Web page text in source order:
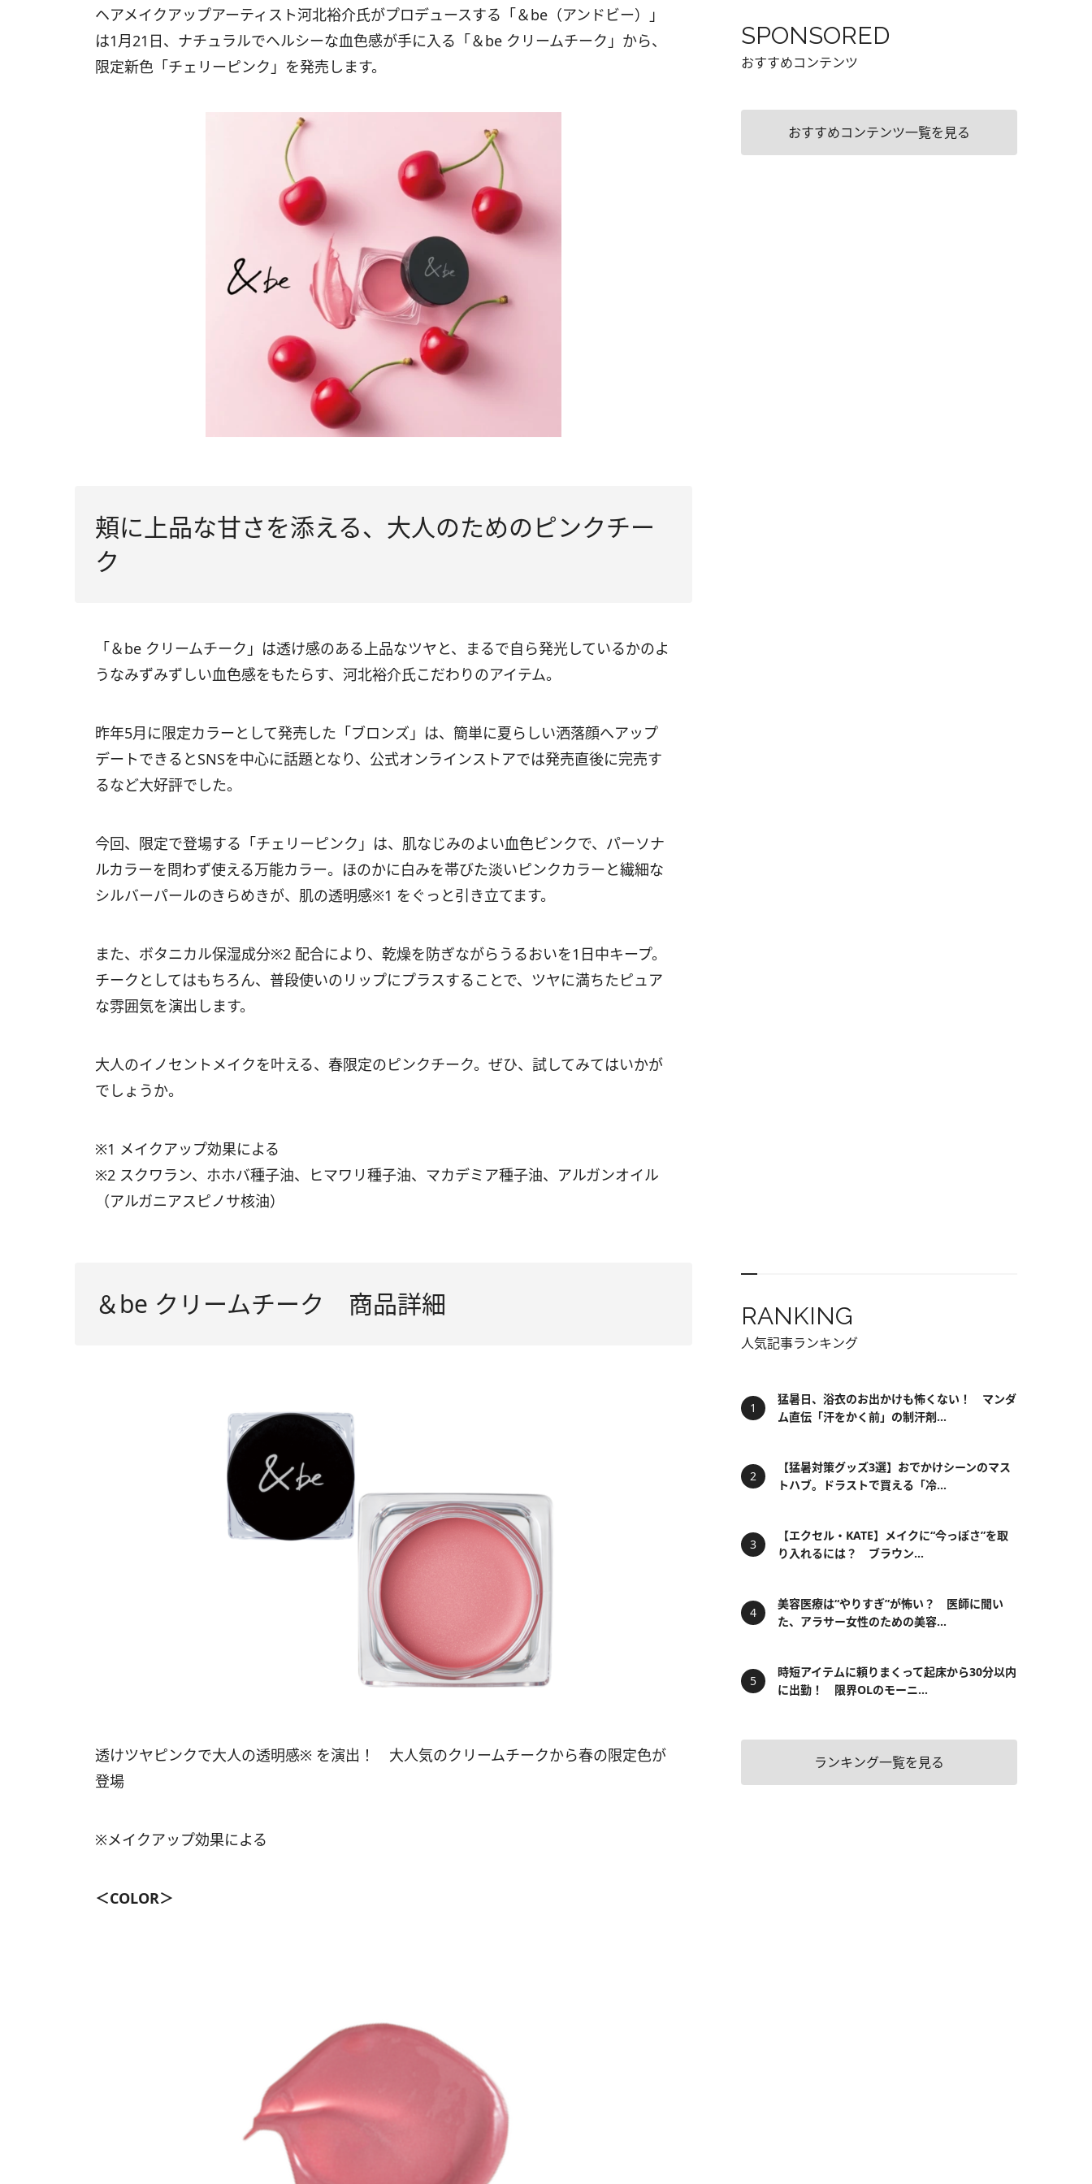
ヘアメイクアップアーティスト河北裕介氏がプロデュースする「＆be（アンドビー）」
は1月21日、ナチュラルでヘルシーな血色感が手に入る「＆be クリームチーク」から、
限定新色「チェリーピンク」を発売します。
頬に上品な甘さを添える、大人のためのピンクチー
ク
「＆be クリームチーク」は透け感のある上品なツヤと、まるで自ら発光しているかのよ
うなみずみずしい血色感をもたらす、河北裕介氏こだわりのアイテム。
昨年5月に限定カラーとして発売した「ブロンズ」は、簡単に夏らしい洒落顔へアップ
デートできるとSNSを中心に話題となり、公式オンラインストアでは発売直後に完売す
るなど大好評でした。
今回、限定で登場する「チェリーピンク」は、肌なじみのよい血色ピンクで、パーソナ
ルカラーを問わず使える万能カラー。ほのかに白みを帯びた淡いピンクカラーと繊細な
シルバーパールのきらめきが、肌の透明感※1 をぐっと引き立てます。
また、ボタニカル保湿成分※2 配合により、乾燥を防ぎながらうるおいを1日中キープ。
チークとしてはもちろん、普段使いのリップにプラスすることで、ツヤに満ちたピュア
な雰囲気を演出します。
大人のイノセントメイクを叶える、春限定のピンクチーク。ぜひ、試してみてはいかが
でしょうか。
※1 メイクアップ効果による
※2 スクワラン、ホホバ種子油、ヒマワリ種子油、マカデミア種子油、アルガンオイル
（アルガニアスピノサ核油）
＆be クリームチーク 商品詳細
透けツヤピンクで大人の透明感※ を演出！ 大人気のクリームチークから春の限定色が
登場
※メイクアップ効果による
＜COLOR＞
SPONSORED
おすすめコンテンツ
おすすめコンテンツ一覧を見る
RANKING
人気記事ランキング
猛暑日、浴衣のお出かけも怖くない！ マンダ
ム直伝「汗をかく前」の制汗剤...
【猛暑対策グッズ3選】おでかけシーンのマス
トハブ。ドラストで買える「冷...
【エクセル・KATE】メイクに“今っぽさ”を取
り入れるには？ ブラウン...
美容医療は“やりすぎ”が怖い？ 医師に聞い
た、アラサー女性のための美容...
時短アイテムに頼りまくって起床から30分以内
に出勤！ 限界OLのモーニ...
ランキング一覧を見る